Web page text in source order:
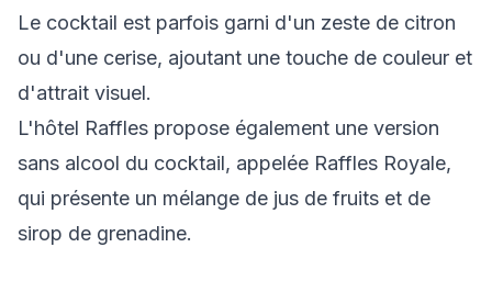
Le cocktail est parfois garni d'un zeste de citron
ou d'une cerise, ajoutant une touche de couleur et
d'attrait visuel.
L'hôtel Raffles propose également une version
sans alcool du cocktail, appelée Raffles Royale,
qui présente un mélange de jus de fruits et de
sirop de grenadine.